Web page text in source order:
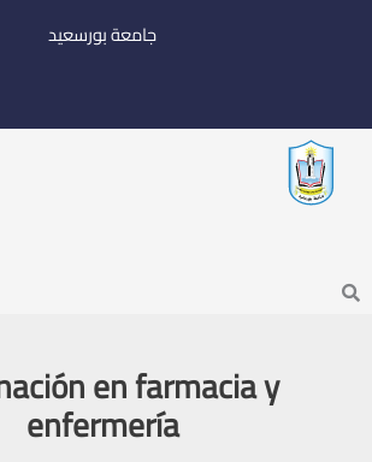
جامعة بورسعيد
Search
en farmacia y
enfermería